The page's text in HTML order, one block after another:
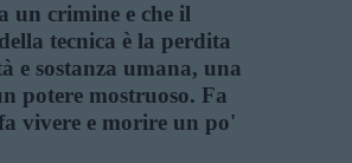
un crimine e che il
tecnica è la perdita
e sostanza umana, una
potere mostruoso. Fa
vivere e morire un po'